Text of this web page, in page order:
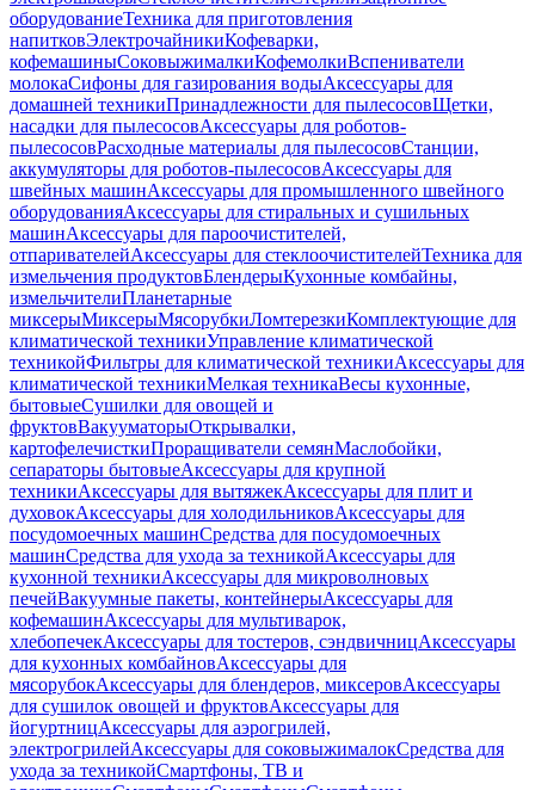
оборудованиеТехника для приготовления
напитковЭлектрочайникиКофеварки,
кофемашиныСоковыжималкиКофемолкиВспениватели
молокаСифоны для газирования водыАксессуары для
домашней техникиПринадлежности для пылесосовЩетки,
насадки для пылесосовАксессуары для роботов-
пылесосовРасходные материалы для пылесосовСтанции,
аккумуляторы для роботов-пылесосовАксессуары для
швейных машинАксессуары для промышленного швейного
оборудованияАксессуары для стиральных и сушильных
машинАксессуары для пароочистителей,
отпаривателейАксессуары для стеклоочистителейТехника для
измельчения продуктовБлендерыКухонные комбайны,
измельчителиПланетарные
миксерыМиксерыМясорубкиЛомтерезкиКомплектующие для
климатической техникиУправление климатической
техникойФильтры для климатической техникиАксессуары для
климатической техникиМелкая техникаВесы кухонные,
бытовыеСушилки для овощей и
фруктовВакууматорыОткрывалки,
картофелечисткиПроращиватели семянМаслобойки,
сепараторы бытовыеАксессуары для крупной
техникиАксессуары для вытяжекАксессуары для плит и
духовокАксессуары для холодильниковАксессуары для
посудомоечных машинСредства для посудомоечных
машинСредства для ухода за техникойАксессуары для
кухонной техникиАксессуары для микроволновых
печейВакуумные пакеты, контейнерыАксессуары для
кофемашинАксессуары для мультиварок,
хлебопечекАксессуары для тостеров, сэндвичницАксессуары
для кухонных комбайновАксессуары для
мясорубокАксессуары для блендеров, миксеровАксессуары
для сушилок овощей и фруктовАксессуары для
йогуртницАксессуары для аэрогрилей,
электрогрилейАксессуары для соковыжималокСредства для
ухода за техникойСмартфоны, ТВ и